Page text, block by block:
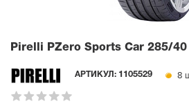
Pirelli PZero Sports Car 285/40
АРТИКУЛ: 1105529 8